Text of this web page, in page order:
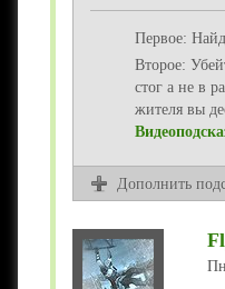
Первое:
Второе:
стог а не в
жителя вы
Дополнить